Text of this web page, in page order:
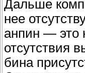
Дальше
нее
анпин — это
отсутствия
бина